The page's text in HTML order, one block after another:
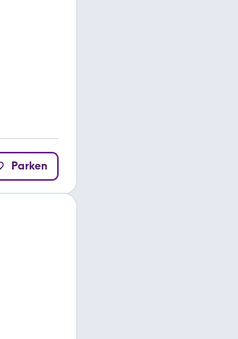
Parken